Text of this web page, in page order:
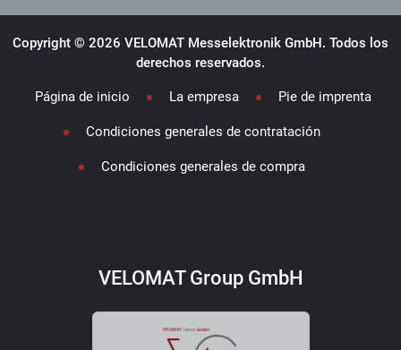
Página de inicio La empresa Pie de imprenta
Condiciones generales de contratación
Condiciones generales de compra
Copyright © 2026 VELOMAT Messelektronik GmbH. Todos los
derechos reservados.
VELOMAT Group GmbH